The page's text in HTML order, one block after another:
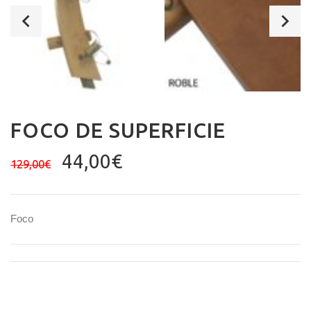
FOCO DE SUPERFICIE
129,00€
El
original
44,00€El
actual
Foco